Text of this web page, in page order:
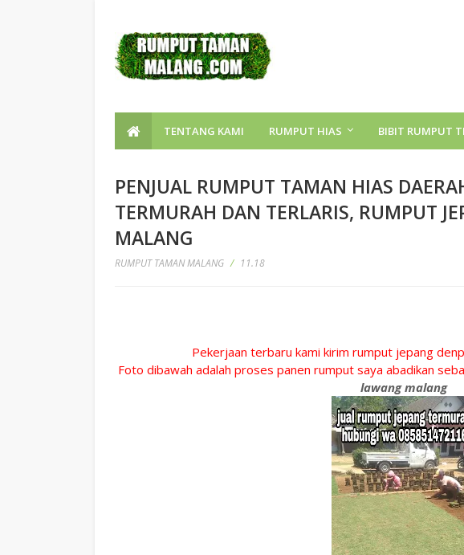
TENTANG KAMI RUMPUT HIAS BIBIT RUMPUT
PENJUAL RUMPUT TAMAN HIAS
TERMURAH DAN TERLARIS, RUMPUT
MALANG
RUMPUT TAMAN MALANG / 11.18
Pekerjaan terbaru kami kirim rumput jepang
Foto dibawah adalah proses panen rumput saya abadikan
lawang malang